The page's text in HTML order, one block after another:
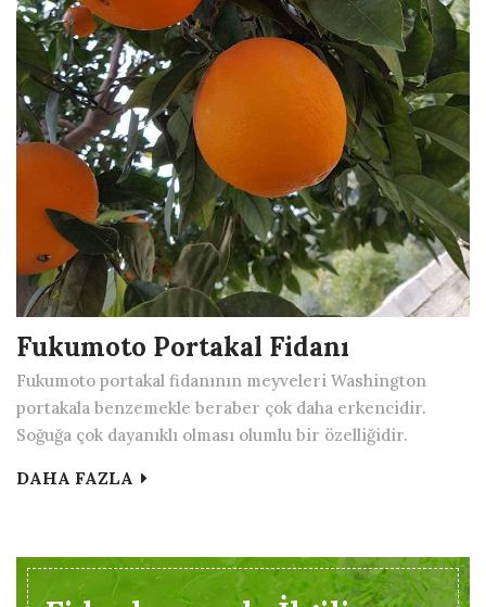
Fukumoto Portakal Fidanı
Fukumoto portakal fidanının meyveleri Washington
portakala benzemekle beraber çok daha erkencidir.
Soğuğa çok dayanıklı olması olumlu bir özelliğidir.
DAHA FAZLA